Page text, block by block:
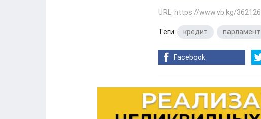
URL: https://www.vb.kg/362126
Теги: кредит парламент
Facebook